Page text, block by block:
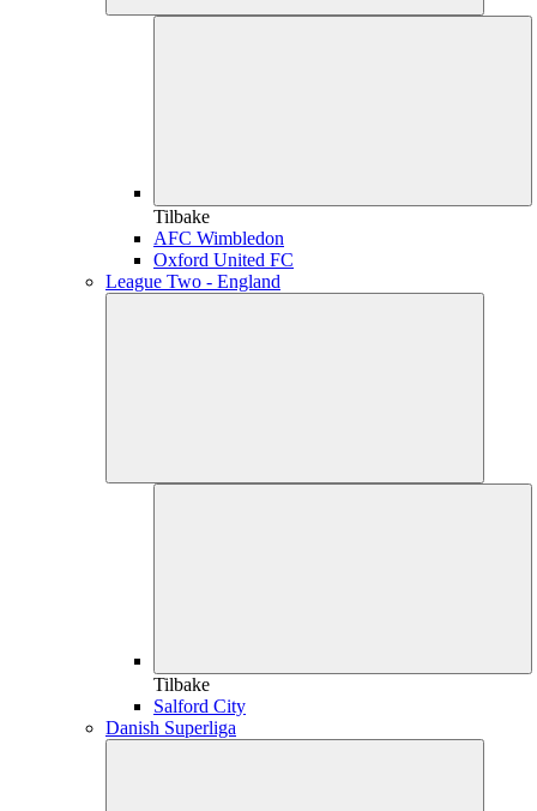
Tilbake
AFC Wimbledon
Oxford United FC
League Two - England
Tilbake
Salford City
Danish Superliga